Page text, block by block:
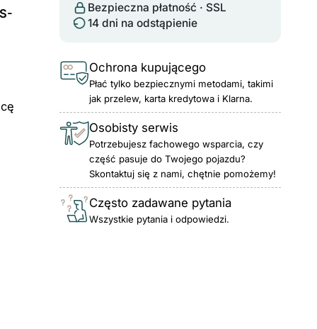
S-
Bezpieczna płatność · SSL
14 dni na odstąpienie
Ochrona kupującego
Płać tylko bezpiecznymi metodami, takimi
jak przelew, karta kredytowa i Klarna.
Osobisty serwis
Potrzebujesz fachowego wsparcia, czy
część pasuje do Twojego pojazdu?
Skontaktuj się z nami, chętnie pomożemy!
Często zadawane pytania
Wszystkie pytania i odpowiedzi.